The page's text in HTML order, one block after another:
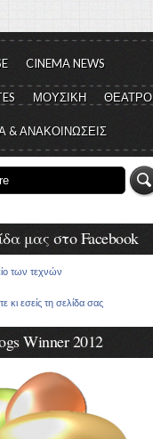
CINEMA NEWS
ΜΟΥΣΙΚΗ ΘΕΑΤΡΟ
& ΑΝΑΚΟΙΝΩΣΕΙΣ
μας στο Facebook
των τεχνών
κι εσείς τη σελίδα σας
Winner 2012